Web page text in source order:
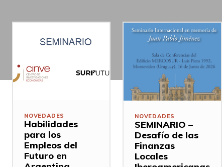
NOVEDADES
Habilidades
para los
Empleos del
Futuro en
NOVEDADES
SEMINARIO –
Desafío de las
Finanzas
Locales